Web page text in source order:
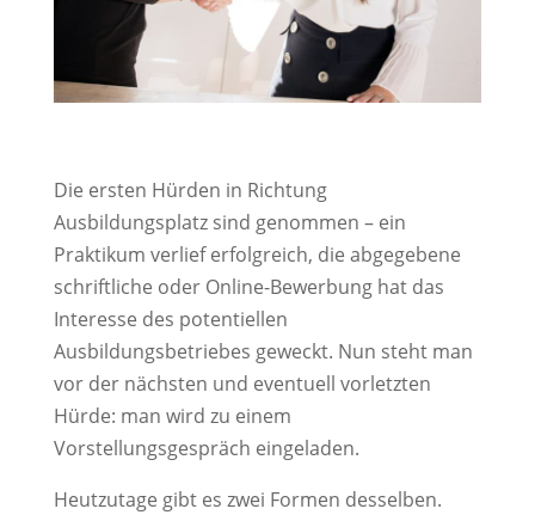
Die ersten Hürden in Richtung
Ausbildungsplatz sind genommen – ein
Praktikum verlief erfolgreich, die abgegebene
schriftliche oder Online-Bewerbung hat das
Interesse des potentiellen
Ausbildungsbetriebes geweckt. Nun steht man
vor der nächsten und eventuell vorletzten
Hürde: man wird zu einem
Vorstellungsgespräch eingeladen.
Heutzutage gibt es zwei Formen desselben.